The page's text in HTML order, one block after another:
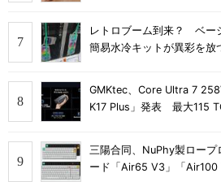
レトロブーム到来？ ベー
簡易水冷キットが異彩を放
GMKtec、Core Ultra 7
K17 Plus」発表 最大115
三陽合同、NuPhy製ロー
ード「Air65 V3」「Air100